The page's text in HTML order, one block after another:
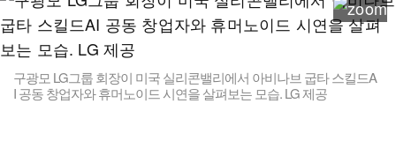
구광모 LG그룹 회장이 미국 실리콘밸리에서 아비나브 굽타 스킬드A
I 공동 창업자와 휴머노이드 시연을 살펴보는 모습. LG 제공